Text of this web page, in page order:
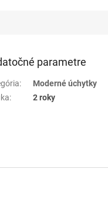
parametre
:
Moderné úchytky
: 2 roky